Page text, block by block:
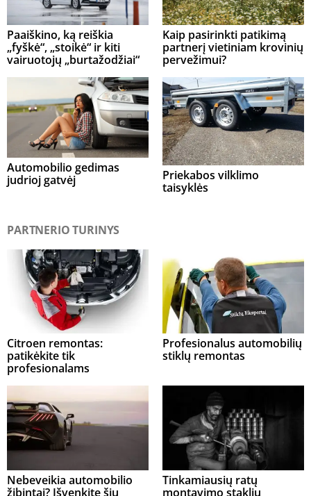
Paaiškino, ką reiškia
„fyškė“, „stoikė“ ir kiti
vairuotojų „burtažodžiai“
Kaip pasirinkti patikimą
partnerį vietiniam krovinių
pervežimui?
Automobilio gedimas
judrioj gatvėj
Priekabos vilklimo
taisyklės
PARTNERIO TURINYS
Citroen remontas:
patikėkite tik
profesionalams
Profesionalus automobilių
stiklų remontas
Nebeveikia automobilio
žibintai? Išvenkite šių
Tinkamiausių ratų
montavimo staklių